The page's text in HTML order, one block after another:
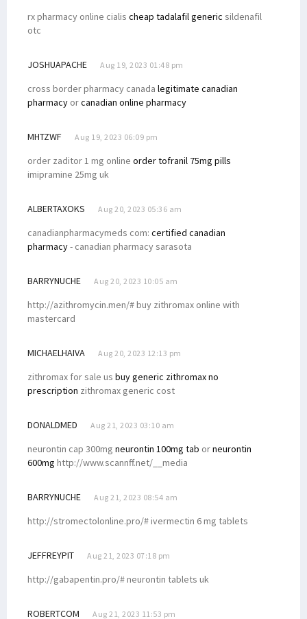
rx pharmacy online cialis cheap tadalafil generic sildenafil
otc
JOSHUAPACHE Aug 19, 2023 01:48 pm
cross border pharmacy canada legitimate canadian
pharmacy orcanadian online pharmacy
MHTZWF Aug 19, 2023 06:09 pm
order zaditor 1 mg online order tofranil 75mg pills
imipramine 25mg uk
ALBERTAXOKS Aug 20, 2023 05:36 am
canadianpharmacymeds com: certified canadian
pharmacy- canadian pharmacy sarasota
BARRYNUCHE Aug 20, 2023 10:05 am
http://azithromycin.men/# buy zithromax online with
mastercard
MICHAELHAIVA Aug 20, 2023 12:13 pm
zithromax for sale us buy generic zithromax no
prescription zithromax generic cost
DONALDMED Aug 21, 2023 03:10 am
neurontin cap 300mg neurontin 100mg tab orneurontin
600mg http://www.scannff.net/__media
BARRYNUCHE Aug 21, 2023 08:54 am
http://stromectolonline.pro/# ivermectin 6 mg tablets
JEFFREYPIT Aug 21, 2023 07:18 pm
http://gabapentin.pro/# neurontin tablets uk
ROBERTCOM Aug 21, 2023 11:53 pm